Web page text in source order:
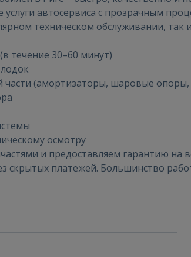
автосервиса с прозрачным
техническом обслуживании, так
течение 30–60 минут)
части (амортизаторы, шаровые опоры,
осмотру
и предоставляем гарантию
скрытых платежей. Большинство